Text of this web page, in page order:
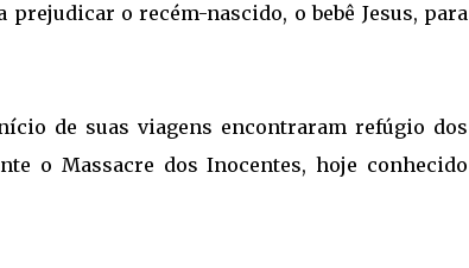
o recém-nascido, o bebê Jesus, para
de suas viagens encontraram refúgio dos
o Massacre dos Inocentes, hoje conhecido